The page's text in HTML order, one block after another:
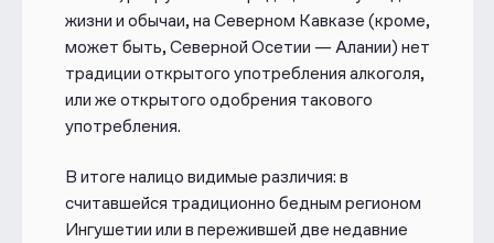
жизни и обычаи, на Северном Кавказе (кроме,
может быть, Северной Осетии — Алании) нет
традиции открытого употребления алкоголя,
или же открытого одобрения такового
употребления.
В итоге налицо видимые различия: в
считавшейся традиционно бедным регионом
Ингушетии или в пережившей две недавние